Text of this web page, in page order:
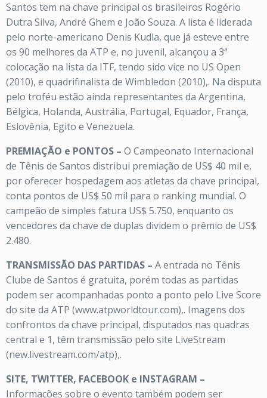
Santos tem na chave principal os brasileiros Rogério
Dutra Silva, André Ghem e João Souza. A lista é liderada
pelo norte-americano Denis Kudla, que já esteve entre
os 90 melhores da ATP e, no juvenil, alcançou a 3ª
colocação na lista da ITF, tendo sido vice no US Open
(2010), e quadrifinalista de Wimbledon (2010),. Na disputa
pelo troféu estão ainda representantes da Argentina,
Bélgica, Holanda, Austrália, Portugal, Equador, França,
Eslovênia, Egito e Venezuela.
PREMIAÇÃO e PONTOS – O Campeonato Internacional
de Tênis de Santos distribui premiação de US$ 40 mil e,
por oferecer hospedagem aos atletas da chave principal,
conta pontos de US$ 50 mil para o ranking mundial. O
campeão de simples fatura US$ 5.750, enquanto os
vencedores da chave de duplas dividem o prêmio de US$
2.480.
TRANSMISSÃO DAS PARTIDAS – A entrada no Tênis
Clube de Santos é gratuita, porém todas as partidas
podem ser acompanhadas ponto a ponto pelo Live Score
do site da ATP (www.atpworldtour.com),. Imagens dos
confrontos da chave principal, disputados nas quadras
central e 1, têm transmissão pelo site LiveStream
(new.livestream.com/atp),.
SITE, TWITTER, FACEBOOK e INSTAGRAM –
Informações sobre o evento também podem ser